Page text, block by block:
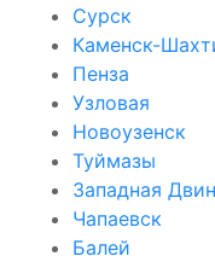
Сурск
Каменск-
Пенза
Узловая
Новоузенск
Туймазы
Западная
Чапаевск
Балей